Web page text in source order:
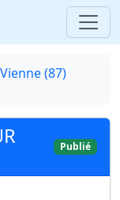
(87)
Publié